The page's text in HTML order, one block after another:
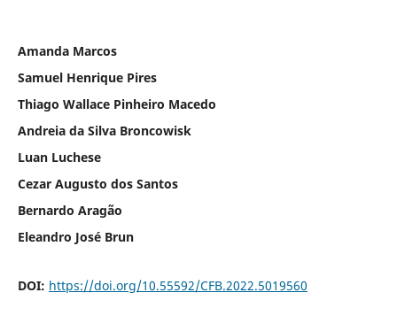
Amanda Marcos
Samuel Henrique Pires
Thiago Wallace Pinheiro Macedo
Andreia da Silva Broncowisk
Luan Luchese
Cezar Augusto dos Santos
Bernardo Aragão
Eleandro José Brun
DOI: https://doi.org/10.55592/CFB.2022.5019560